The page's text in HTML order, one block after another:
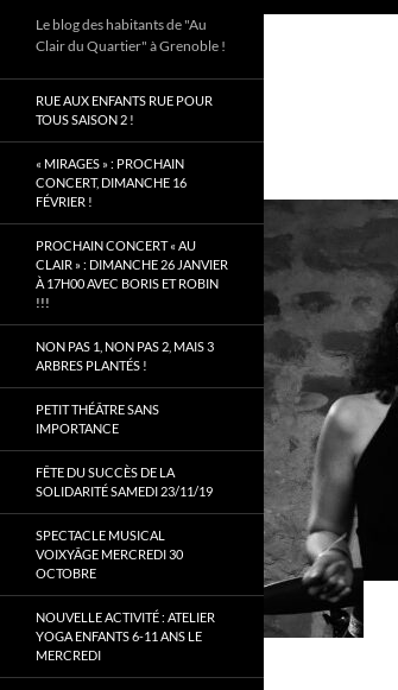
Le blog des habitants de "Au
Clair du Quartier" à Grenoble !
RUE AUX ENFANTS RUE POUR
TOUS SAISON 2 !
« MIRAGES » : PROCHAIN
CONCERT, DIMANCHE 16
FÉVRIER !
PROCHAIN CONCERT « AU
CLAIR » : DIMANCHE 26 JANVIER
À 17H00 AVEC BORIS ET ROBIN
!!!
NON PAS 1, NON PAS 2, MAIS 3
ARBRES PLANTÉS !
PETIT THÉÂTRE SANS
IMPORTANCE
FÊTE DU SUCCÈS DE LA
SOLIDARITÉ SAMEDI 23/11/19
SPECTACLE MUSICAL
VOIXYÂGE MERCREDI 30
OCTOBRE
NOUVELLE ACTIVITÉ : ATELIER
YOGA ENFANTS 6-11 ANS LE
MERCREDI